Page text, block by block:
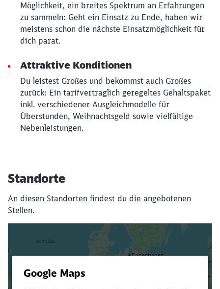
Möglichkeit, ein breites Spektrum an Erfahrungen
zu sammeln: Geht ein Einsatz zu Ende, haben wir
meistens schon die nächste Einsatzmöglichkeit für
dich parat.
Attraktive Konditionen
Du leistest Großes und bekommst auch Großes
zurück: Ein tarifvertraglich geregeltes Gehaltspaket
inkl. verschiedener Ausgleichmodelle für
Überstunden, Weihnachtsgeld sowie vielfältige
Nebenleistungen.
Standorte
An diesen Standorten findest du die angebotenen
Stellen.